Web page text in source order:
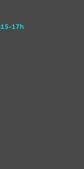
17h